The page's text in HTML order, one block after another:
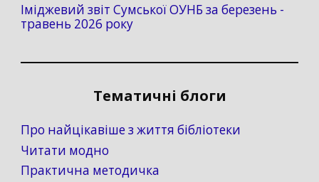
Іміджевий звіт Сумської ОУНБ за березень -
травень 2026 року
Тематичні блоги
Про найцікавіше з життя бібліотеки
Читати модно
Практична методичка